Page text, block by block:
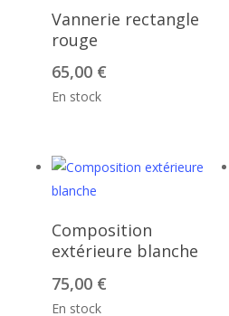
Sélectionnez Des
Vannerie rectangle
rouge
65,00 €
En stock
Sélectionnez Des
Options
Composition
extérieure blanche
75,00 €
En stock